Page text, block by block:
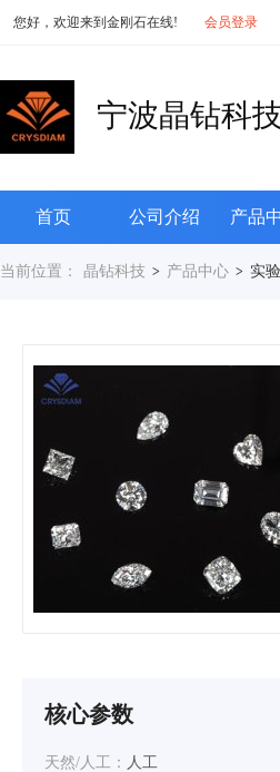
您好，欢迎来到金刚石在线! 会员登录
宁波晶钻科
首页 公司介绍 产品
当前位置： 晶钻科技 > 产品中心 > 实
核心参数
天然/人工： 人工